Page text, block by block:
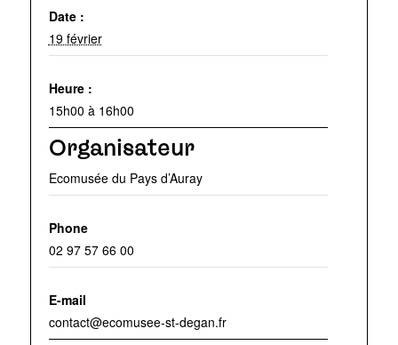
Date :
19 février
Heure :
15h00 à 16h00
Organisateur
Ecomusée du Pays d’Auray
Phone
02 97 57 66 00
E-mail
contact@ecomusee-st-degan.fr